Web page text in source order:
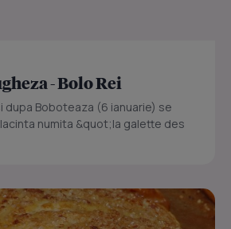
- Bolo Rei
dupa Boboteaza (6 ianuarie) se
numita &quot;la galette des